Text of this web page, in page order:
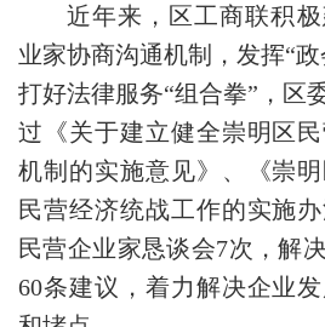
近年来，区工商联积
业家协商沟通机制，发挥“政
打好法律服务“组合拳”，区
过《关于建立健全崇明区
机制的实施意见》、《崇
民营经济统战工作的实施
民营企业家恳谈会7次，解
60条建议，着力解决企业